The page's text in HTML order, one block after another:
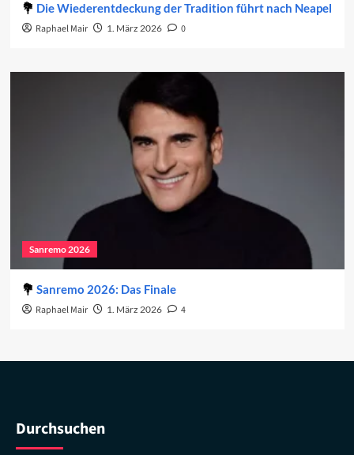
Die Wiederentdeckung der Tradition führt nach Neapel
Raphael Mair 1. März 2026 0
Sanremo 2026
Sanremo 2026: Das Finale
Raphael Mair 1. März 2026 4
Durchsuchen